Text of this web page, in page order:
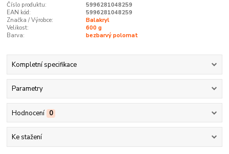
Číslo produktu:
5996281048259
EAN kód:
5996281048259
Značka / Výrobce:
Balakryl
Velikost:
600 g
Barva:
bezbarvý polomat
Kompletní specifikace
Parametry
Hodnocení 0
Ke stažení